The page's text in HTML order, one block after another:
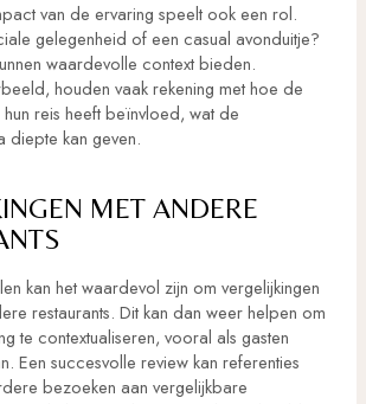
van de ervaring speelt ook een rol.
gelegenheid of een casual avonduitje?
waardevolle context bieden.
houden vaak rekening met hoe de
reis heeft beïnvloed, wat de
diepte kan geven.
MET ANDERE
kan het waardevol zijn om vergelijkingen
restaurants. Dit kan dan weer helpen om
te contextualiseren, vooral als gasten
Een succesvolle review kan referenties
bezoeken aan vergelijkbare